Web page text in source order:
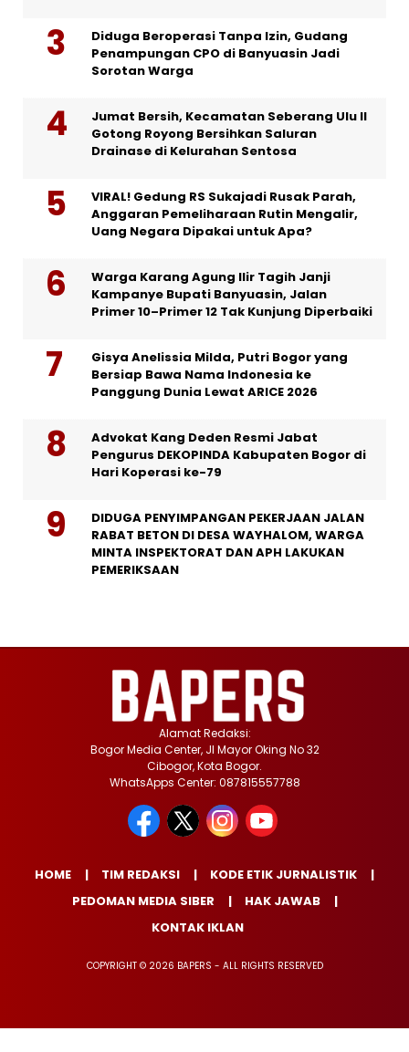
Diduga Beroperasi Tanpa Izin, Gudang
Penampungan CPO di Banyuasin Jadi
Sorotan Warga
Jumat Bersih, Kecamatan Seberang Ulu II
Gotong Royong Bersihkan Saluran
Drainase di Kelurahan Sentosa
VIRAL! Gedung RS Sukajadi Rusak Parah,
Anggaran Pemeliharaan Rutin Mengalir,
Uang Negara Dipakai untuk Apa?
Warga Karang Agung Ilir Tagih Janji
Kampanye Bupati Banyuasin, Jalan
Primer 10–Primer 12 Tak Kunjung Diperbaiki
Gisya Anelissia Milda, Putri Bogor yang
Bersiap Bawa Nama Indonesia ke
Panggung Dunia Lewat ARICE 2026
Advokat Kang Deden Resmi Jabat
Pengurus DEKOPINDA Kabupaten Bogor di
Hari Koperasi ke-79
DIDUGA PENYIMPANGAN PEKERJAAN JALAN
RABAT BETON DI DESA WAYHALOM, WARGA
MINTA INSPEKTORAT DAN APH LAKUKAN
PEMERIKSAAN
Alamat Redaksi:
Bogor Media Center, Jl Mayor Oking No 32
Cibogor, Kota Bogor.
WhatsApps Center: 087815557788
HOME TIM REDAKSI
KODE ETIK JURNALISTIK
PEDOMAN MEDIA SIBER
HAK JAWAB
KONTAK IKLAN
COPYRIGHT © 2026 BAPERS - ALL RIGHTS RESERVED